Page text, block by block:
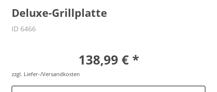
Deluxe-Grillplatte
ID 6466
138,99 € *
zzgl. Liefer-/Versandkosten